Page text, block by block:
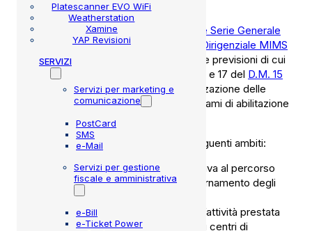
Platescanner EVO WiFi
Weatherstation
Xamine
YAP Revisioni
SERVIZI
Servizi per marketing e
comunicazione
PostCard
SMS
e-Mail
Servizi per gestione
fiscale e amministrativa
e-Bill
e-Ticket Power
È stato pubblicato in
Gazzetta Ufficiale Serie Generale
n° 48 del 26 febbraio 2022
Decreto Dirigenziale MIMS
del 16 febbraio 2022
, in attuazione delle previsioni di cui
agli artt. 2, comma 2, lettere e), g) e h) e 17 del D.M. 15
novembre 2021 n° 446, per l’esternalizzazione delle
revisioni dei veicoli pesanti e per gli esami di abilitazione
degli ispettori privati.
In particolare, il Decreto disciplina i seguenti ambiti:
Integrazione della disciplina relativa al percorso
formativo obbligatorio e di aggiornamento degli
ispettori autorizzati.
Definizione dei corrispettivi per l’attività prestata
dagli ispettori autorizzati presso i centri di